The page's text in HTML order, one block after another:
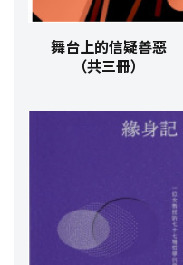
舞台上的信疑善惡
（共三冊）